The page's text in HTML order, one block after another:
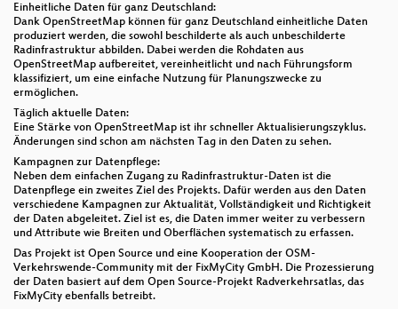
Einheitliche Daten für ganz Deutschland:
Dank OpenStreetMap können für ganz Deutschland einheitliche Daten
produziert werden, die sowohl beschilderte als auch unbeschilderte
Radinfrastruktur abbilden. Dabei werden die Rohdaten aus
OpenStreetMap aufbereitet, vereinheitlicht und nach Führungsform
klassifiziert, um eine einfache Nutzung für Planungszwecke zu
ermöglichen.
Täglich aktuelle Daten:
Eine Stärke von OpenStreetMap ist ihr schneller Aktualisierungszyklus.
Änderungen sind schon am nächsten Tag in den Daten zu sehen.
Kampagnen zur Datenpflege:
Neben dem einfachen Zugang zu Radinfrastruktur-Daten ist die
Datenpflege ein zweites Ziel des Projekts. Dafür werden aus den Daten
verschiedene Kampagnen zur Aktualität, Vollständigkeit und Richtigkeit
der Daten abgeleitet. Ziel ist es, die Daten immer weiter zu verbessern
und Attribute wie Breiten und Oberflächen systematisch zu erfassen.
Das Projekt ist Open Source und eine Kooperation der OSM-
Verkehrswende-Community mit der FixMyCity GmbH. Die Prozessierung
der Daten basiert auf dem Open Source-Projekt Radverkehrsatlas, das
FixMyCity ebenfalls betreibt.